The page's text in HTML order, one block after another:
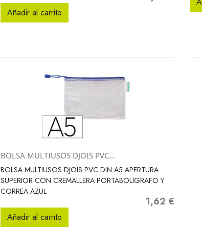
Añadir al carrito
Vista rápida
BOLSA MULTIUSOS DJOIS PVC...
BOLSA MULTIUSOS DJOIS PVC DIN A5 APERTURA
SUPERIOR CON CREMALLERA PORTABOLIGRAFO Y
CORREA AZUL
Precio
1,62 €
Añadir al carrito